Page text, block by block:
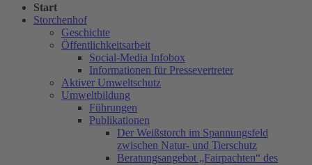
Start
Storchenhof
Geschichte
Öffentlichkeitsarbeit
Social-Media Infobox
Informationen für Pressevertreter
Aktiver Umweltschutz
Umweltbildung
Führungen
Publikationen
Der Weißstorch im Spannungsfeld
zwischen Natur- und Tierschutz
Beratungsangebot „Fairpachten“ des